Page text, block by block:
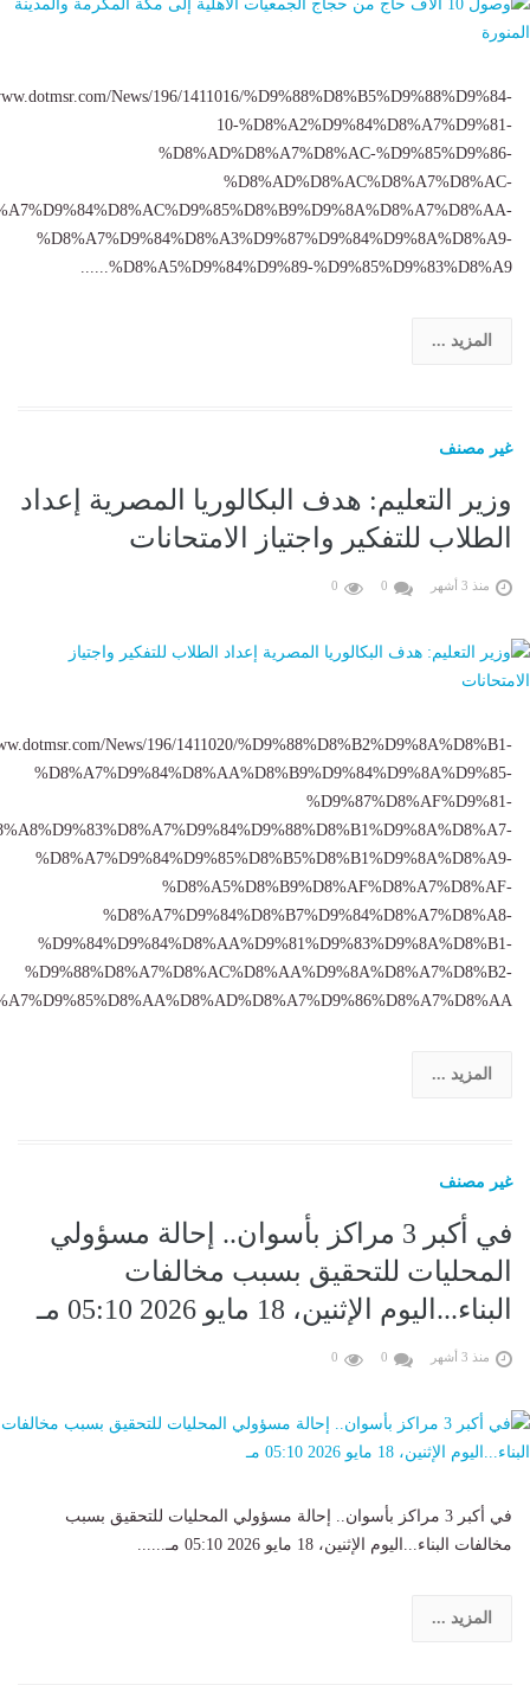
News/196/1411016/%D9%88%D8%B5%D9%88%D9%84-
10-%D8%A2%D9%84%D8%A7%D9%81-
%D8%AD%D8%A7%D8%AC-%D9%85%D9%86-
%D8%AD%D8%AC%D8%A7%D8%AC-
%D8%A7%D9%84%D8%A3%D9%87%D9%84%D9%8A%D8%A9-
%D8%A5%D9%84%D9%89-%D9%85%D9%83%D8%A9......
المزيد ...
غير مصنف
وزير التعليم: هدف البكالوريا المصرية إعداد
الطلاب للتفكير واجتياز الامتحانات
منذ 3 أشهر 0
0
News/196/1411020/%D9%88%D8%B2%D9%8A%D8%B1-
%D8%A7%D9%84%D8%AA%D8%B9%D9%84%D9%8A%D9%85-
%D9%87%D8%AF%D9%81-
%D8%A7%D9%84%D9%85%D8%B5%D8%B1%D9%8A%D8%A9-
%D8%A5%D8%B9%D8%AF%D8%A7%D8%AF-
%D8%A7%D9%84%D8%B7%D9%84%D8%A7%D8%A8-
%D9%84%D9%84%D8%AA%D9%81%D9%83%D9%8A%D8%B1-
%D9%88%D8%A7%D8%AC%D8%AA%D9%8A%D8%A7%D8%B2-
المزيد ...
غير مصنف
في أكبر 3 مراكز بأسوان.. إحالة مسؤولي
المحليات للتحقيق بسبب مخالفات
البناء...اليوم الإثنين، 18 مايو 2026 05:10 مـ
منذ 3 أشهر 0
0
في أكبر 3 مراكز بأسوان.. إحالة مسؤولي المحليات للتحقيق بسبب
مخالفات البناء...اليوم الإثنين، 18 مايو 2026 05:10 مـ......
المزيد ...